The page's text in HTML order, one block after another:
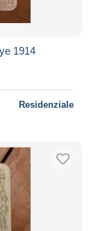
1914
Residenziale